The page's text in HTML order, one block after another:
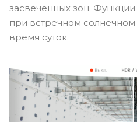
засвеченных зон.
при встречном
время суток.